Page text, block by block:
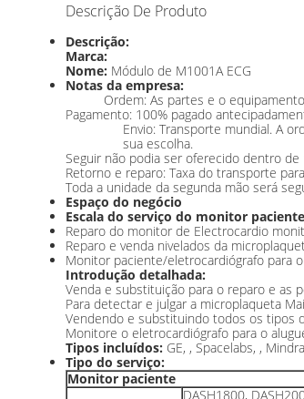
Descrição De Produto
Descrição:
Marca:
Nome: Módulo de M1001A ECG
Notas da empresa:
Ordem: As partes e o
Pagamento: 100% pagado
Envio: Transporte mundial. A
sua escolha.
Seguir não podia ser oferecido dentro de
Retorno e reparo: Taxa do transporte
Toda a unidade da segunda mão será
Espaço do negócio
Escala do serviço do monitor paciente
Reparo do monitor de Electrocardio
Reparo e venda nivelados da
Monitor paciente/eletrocardiógrafo para
Introdução detalhada:
Venda e substituição para o reparo e as
Para detectar e julgar a microplaqueta
Vendendo e substituindo todos os tipos
Monitore o eletrocardiógrafo para o
Tipos incluídos: GE, , Spacelabs, ,
Tipo do serviço:
Monitor paciente
DASH1800,